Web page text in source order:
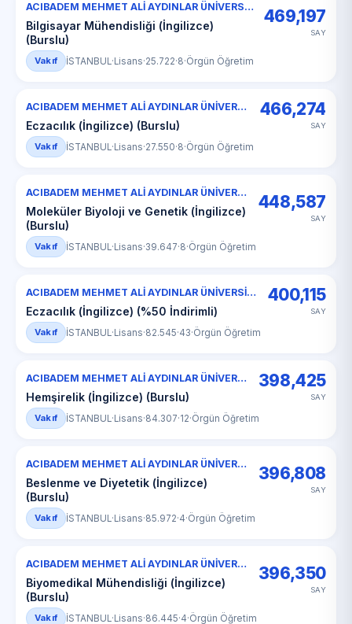
ACIBADEM MEHMET ALİ AYDINLAR ÜNİVERSİTESİ
Bilgisayar Mühendisliği (İngilizce)
(Burslu)
469,197
SAY
Vakıf İSTANBUL ·Lisans·25.722·8·Örgün Öğretim
ACIBADEM MEHMET ALİ AYDINLAR ÜNİVERSİTESİ
Eczacılık (İngilizce) (Burslu)
466,274
SAY
Vakıf İSTANBUL ·Lisans·27.550·8·Örgün Öğretim
ACIBADEM MEHMET ALİ AYDINLAR ÜNİVERSİTESİ
Moleküler Biyoloji ve Genetik (İngilizce)
(Burslu)
448,587
SAY
Vakıf İSTANBUL ·Lisans·39.647·8·Örgün Öğretim
ACIBADEM MEHMET ALİ AYDINLAR ÜNİVERSİTESİ
Eczacılık (İngilizce) (%50 İndirimli)
400,115
SAY
Vakıf İSTANBUL ·Lisans·82.545·43·Örgün Öğretim
ACIBADEM MEHMET ALİ AYDINLAR ÜNİVERSİTESİ
Hemşirelik (İngilizce) (Burslu)
398,425
SAY
Vakıf İSTANBUL ·Lisans·84.307·12·Örgün Öğretim
ACIBADEM MEHMET ALİ AYDINLAR ÜNİVERSİTESİ
Beslenme ve Diyetetik (İngilizce)
(Burslu)
396,808
SAY
Vakıf İSTANBUL ·Lisans·85.972·4·Örgün Öğretim
ACIBADEM MEHMET ALİ AYDINLAR ÜNİVERSİTESİ
Biyomedikal Mühendisliği (İngilizce)
(Burslu)
396,350
SAY
Vakıf İSTANBUL ·Lisans·86.445·4·Örgün Öğretim